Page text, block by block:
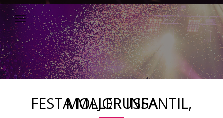
FESTA MAJOR INFANTIL, MOLLERUSSA